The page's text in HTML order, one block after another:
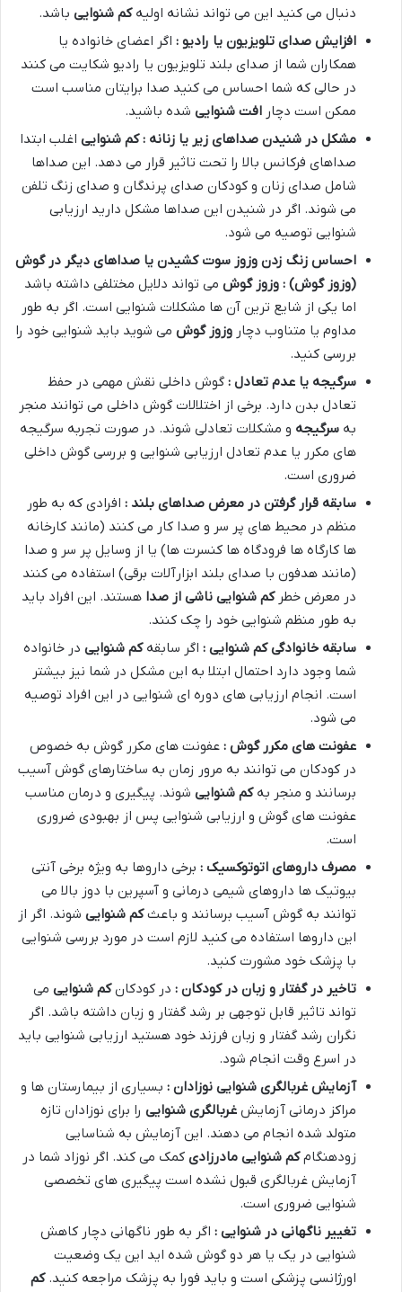
دنبال می کنید این می تواند نشانه اولیهکم شنوایی باشد.
افزایش صدای تلویزیون یا رادیو : اگر اعضای خانواده یا
همکاران شما از صدای بلند تلویزیون یا رادیو شکایت می کنند
در حالی که شما احساس می کنید صدا برایتان مناسب است
ممکن است دچار افت شنوایی شده باشید.
مشکل در شنیدن صداهای زیر یا زنانه : کم شنوایی اغلب ابتدا
صداهای فرکانس بالا را تحت تاثیر قرار می دهد. این صداها
شامل صدای زنان و کودکان صدای پرندگان و صدای زنگ تلفن
می شوند. اگر در شنیدن این صداها مشکل دارید ارزیابی
شنوایی توصیه می شود.
احساس زنگ زدن وزوز سوت کشیدن یا صداهای دیگر در گوش
(وزوز گوش) : وزوز گوش می تواند دلایل مختلفی داشته باشد
اما یکی از شایع ترین آن ها مشکلات شنوایی است. اگر به طور
مداوم یا متناوب دچار وزوز گوش می شوید باید شنوایی خود را
بررسی کنید.
سرگیجه یا عدم تعادل : گوش داخلی نقش مهمی در حفظ
تعادل بدن دارد. برخی از اختلالات گوش داخلی می توانند منجر
به سرگیجه و مشکلات تعادلی شوند. در صورت تجربه سرگیجه
های مکرر یا عدم تعادل ارزیابی شنوایی و بررسی گوش داخلی
ضروری است.
سابقه قرار گرفتن در معرض صداهای بلند : افرادی که به طور
منظم در محیط های پر سر و صدا کار می کنند (مانند کارخانه
ها کارگاه ها فرودگاه ها کنسرت ها) یا از وسایل پر سر و صدا
(مانند هدفون با صدای بلند ابزارآلات برقی) استفاده می کنند
در معرض خطرکم شنوایی ناشی از صدا هستند. این افراد باید
به طور منظم شنوایی خود را چک کنند.
سابقه خانوادگی کم شنوایی : اگر سابقهکم شنوایی در خانواده
شما وجود دارد احتمال ابتلا به این مشکل در شما نیز بیشتر
است. انجام ارزیابی های دوره ای شنوایی در این افراد توصیه
می شود.
عفونت های مکرر گوش : عفونت های مکرر گوش به خصوص
در کودکان می توانند به مرور زمان به ساختارهای گوش آسیب
برسانند و منجر بهکم شنوایی شوند. پیگیری و درمان مناسب
عفونت های گوش و ارزیابی شنوایی پس از بهبودی ضروری
است.
مصرف داروهای اتوتوکسیک : برخی داروها به ویژه برخی آنتی
بیوتیک ها داروهای شیمی درمانی و آسپرین با دوز بالا می
توانند به گوش آسیب برسانند و باعثکم شنوایی شوند. اگر از
این داروها استفاده می کنید لازم است در مورد بررسی شنوایی
با پزشک خود مشورت کنید.
تاخیر در گفتار و زبان در کودکان : در کودکانکم شنوایی می
تواند تاثیر قابل توجهی بر رشد گفتار و زبان داشته باشد. اگر
نگران رشد گفتار و زبان فرزند خود هستید ارزیابی شنوایی باید
در اسرع وقت انجام شود.
آزمایش غربالگری شنوایی نوزادان : بسیاری از بیمارستان ها و
مراکز درمانی آزمایش غربالگری شنوایی را برای نوزادان تازه
متولد شده انجام می دهند. این آزمایش به شناسایی
زودهنگامکم شنوایی مادرزادی کمک می کند. اگر نوزاد شما در
آزمایش غربالگری قبول نشده است پیگیری های تخصصی
شنوایی ضروری است.
تغییر ناگهانی در شنوایی : اگر به طور ناگهانی دچار کاهش
شنوایی در یک یا هر دو گوش شده اید این یک وضعیت
اورژانسی پزشکی است و باید فورا به پزشک مراجعه کنید.کم